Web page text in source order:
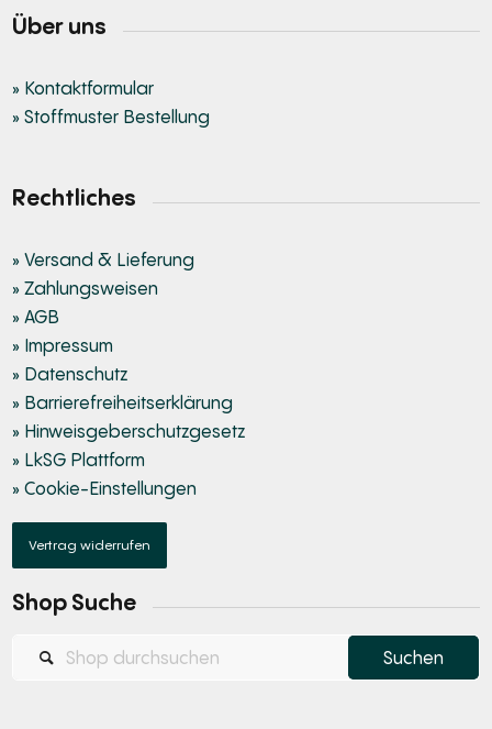
Über uns
» Kontaktformular
» Stoffmuster Bestellung
Rechtliches
» Versand & Lieferung
» Zahlungsweisen
» AGB
» Impressum
» Datenschutz
» Barrierefreiheitserklärung
» Hinweisgeberschutzgesetz
» LkSG Plattform
» Cookie-Einstellungen
Vertrag widerrufen
Shop Suche